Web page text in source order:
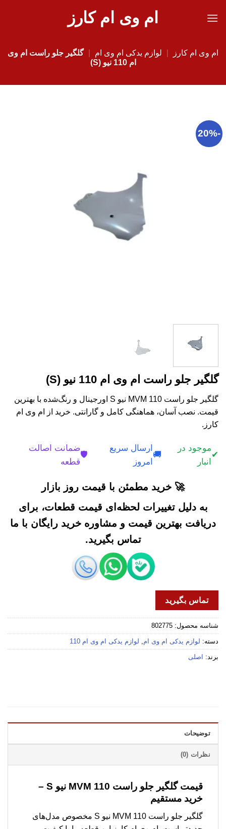
ام وی ام کارز
ام وی ام کارز لوازم یدکی ام وی ام
گلگیر جلو راست ام وی
ام 110 نیو (S)
-20%
گلگیر جلو راست ام وی ام 110 نیو (S)
گلگیر جلو راست MVM 110 نیو S اورجینال و رنگ‌شده با بهترین
قیمت. نصب آسان، هماهنگی کامل و گارانتی. خرید از ام وی ام
کارز.
✔
موجود در
انبار
🚚
ارسال سریع
امروز
🛡️
ضمانت اصالت
قطعه
🚀 خرید مطمئن با قیمت روز بازار
به دلیل تغییرات لحظه‌ای قیمت قطعات، برای
دریافت بهترین قیمت و مشاوره خرید رایگان با ما
تماس بگیرید.
تماس بگیرید
شناسه محصول: 802775
دسته: لوازم یدکی ام وی ام, لوازم یدکی ام وی ام 110
برند: اصلی
توضیحات
نظرات (0)
قیمت گلگیر جلو راست MVM 110 نیو S –
خرید مستقیم
گلگیر جلو راست MVM 110 نیو S مخصوص مدل‌های